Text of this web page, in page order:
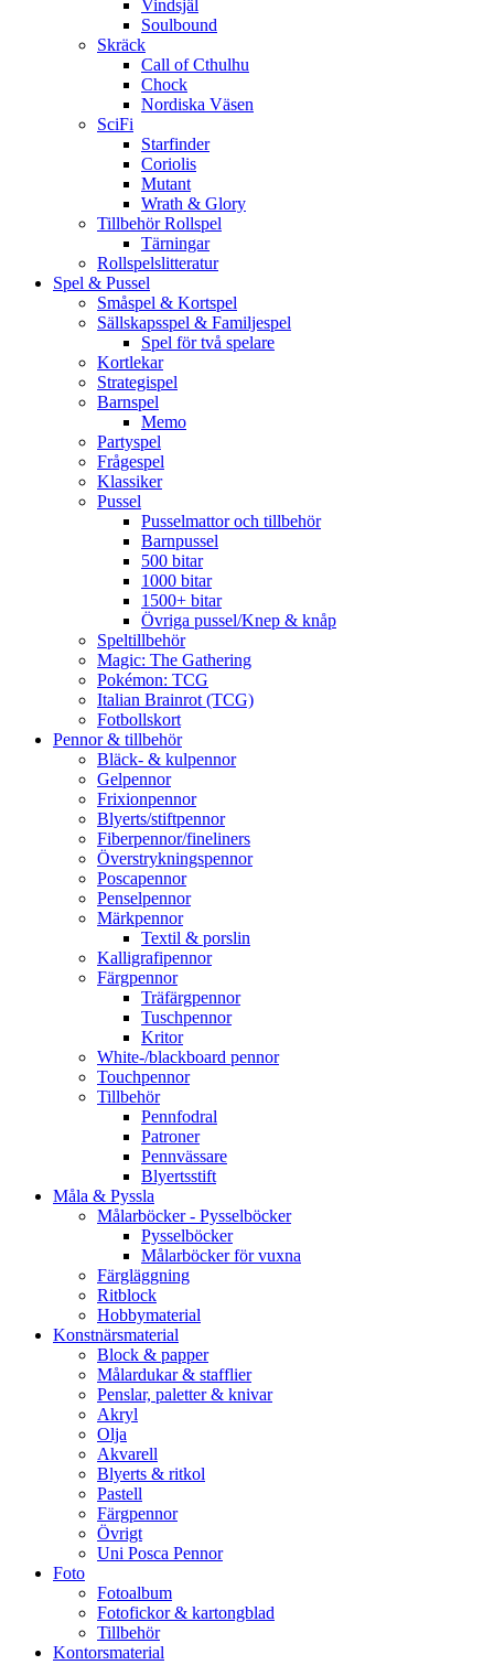
Vindsjäl
Soulbound
Skräck
Call of Cthulhu
Chock
Nordiska Väsen
SciFi
Starfinder
Coriolis
Mutant
Wrath & Glory
Tillbehör Rollspel
Tärningar
Rollspelslitteratur
Spel & Pussel
Småspel & Kortspel
Sällskapsspel & Familjespel
Spel för två spelare
Kortlekar
Strategispel
Barnspel
Memo
Partyspel
Frågespel
Klassiker
Pussel
Pusselmattor och tillbehör
Barnpussel
500 bitar
1000 bitar
1500+ bitar
Övriga pussel/Knep & knåp
Speltillbehör
Magic: The Gathering
Pokémon: TCG
Italian Brainrot (TCG)
Fotbollskort
Pennor & tillbehör
Bläck- & kulpennor
Gelpennor
Frixionpennor
Blyerts/stiftpennor
Fiberpennor/fineliners
Överstrykningspennor
Poscapennor
Penselpennor
Märkpennor
Textil & porslin
Kalligrafipennor
Färgpennor
Träfärgpennor
Tuschpennor
Kritor
White-/blackboard pennor
Touchpennor
Tillbehör
Pennfodral
Patroner
Pennvässare
Blyertsstift
Måla & Pyssla
Målarböcker - Pysselböcker
Pysselböcker
Målarböcker för vuxna
Färgläggning
Ritblock
Hobbymaterial
Konstnärsmaterial
Block & papper
Målardukar & stafflier
Penslar, paletter & knivar
Akryl
Olja
Akvarell
Blyerts & ritkol
Pastell
Färgpennor
Övrigt
Uni Posca Pennor
Foto
Fotoalbum
Fotofickor & kartongblad
Tillbehör
Kontorsmaterial